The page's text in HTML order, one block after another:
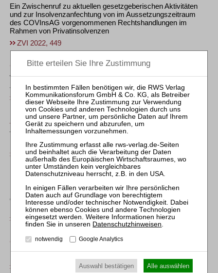
Ein Zwischenruf zu aktuellen gesetzgeberischen Aktivitäten
und zur Insolvenzanfechtung von im Aussetzungszeitraum
des COVInsAG vorgenommenen Rechtshandlungen im
Rahmen von Privatinsolvenzen
ZVI 2022, 449
Gottfried Beicht
Warum wir unsere Anerkennung als geeignete Stelle nach 22
Jahren unter Protest zurückgeben
ZVI 2020, 371
AG Nürnberg, Urt. v. 06.12.2017 – 19 C 5916/17
Verjährung eines insolvenzanfechtungsrechtlichen
Rückgewähranspruchs
ZVI 2018, 456
BFH, Urt. v. 22.11.2017 – XI R 14/16 +
Keine Säumniszuschläge bei Rückgewähr von bei Fälligkeit
gezahlten Steuern nach Anfechtung durch den
Insolvenzverwalter
ZVI 2018, 378
OLG Brandenburg, Urt. v. 30.06.2015 – 6 U 28/14
Datenschutzhinweisen
notwendig Google Analytics
Auswahl bestätigen Alle auswählen